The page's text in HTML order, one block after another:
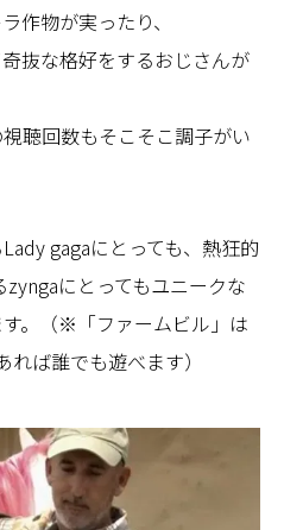
作物が実ったり、
抜な格好をするおじさんが
聴回数もそこそこ調子がい
gagaにとっても、熱狂的
にとってもユニークな
。（※「ファームビル」は
ば誰でも遊べます）